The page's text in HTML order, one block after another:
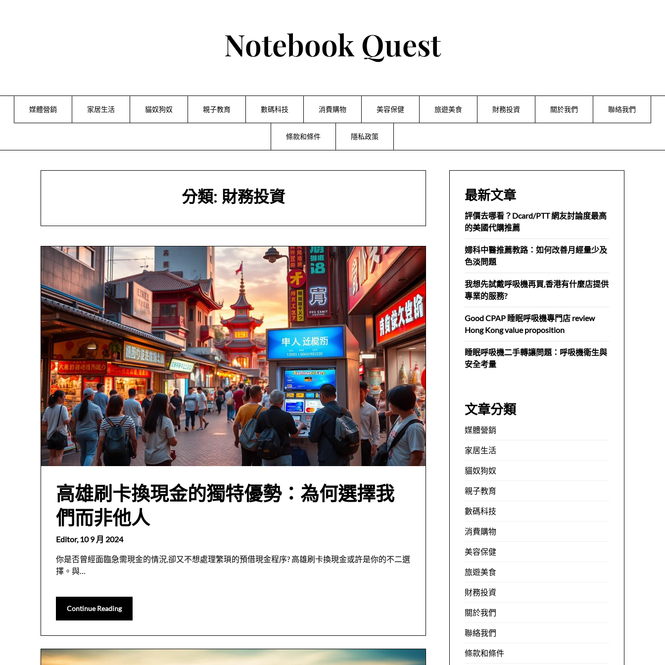
Notebook Quest
媒體營銷 家居生活 貓奴狗奴 親子教育 數碼科技 消費購物 美容保健 旅遊美食 財務投資 關於我們 聯絡我們
條款和條件 隱私政策
分類: 財務投資
高雄刷卡換現金的獨特優勢：為何選擇我
們而非他人
Editor,10 9 月 2024
你是否曾經面臨急需現金的情況,卻又不想處理繁瑣的預借現金程序? 高雄刷卡換現金或許是你的不二選
擇。與…
Continue Reading
最新文章
評價去哪看？Dcard/PTT 網友討論度最高
的美國代購推薦
婦科中醫推薦教路：如何改善月經量少及
色淡問題
我想先試戴呼吸機再買,香港有什麼店提供
專業的服務?
Good CPAP 睡眠呼吸機專門店 review
Hong Kong value proposition
睡眠呼吸機二手轉讓問題：呼吸機衛生與
安全考量
文章分類
媒體營銷
家居生活
貓奴狗奴
親子教育
數碼科技
消費購物
美容保健
旅遊美食
財務投資
關於我們
聯絡我們
條款和條件